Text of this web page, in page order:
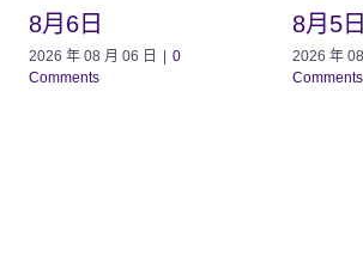
8月6日
2026 年 08 月 06 日
0
Comments
8月5日
2026 年
Comments